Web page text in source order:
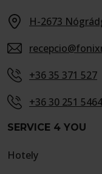
H-2673
+36 35 371 527
+36 30 251 5464
SERVICE 4 YOU
Hotely